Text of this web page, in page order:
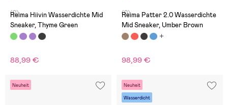
(0)
Reima Hiivin Wasserdichte Mid
Sneaker, Thyme Green
88,99 €
(0)
Reima Patter 2.0 Wasserdichte
Mid Sneaker, Umber Brown
98,99 €
Neuheit Neuheit
Wasserdicht